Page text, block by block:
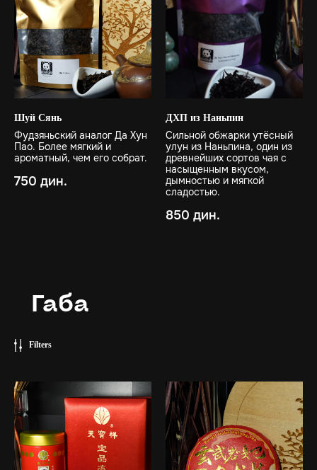
Шуй Сянь
Фудзяньский аналог Да Хун
Пао. Более мягкий и
ароматный, чем его собрат.
750 дин.
ДХП из Наньпин
Сильной обжарки утёсный
улун из Наньпина, один из
древнейших сортов чая с
насыщенным вкусом,
дымностью и мягкой
сладостью.
850 дин.
Габа
Filters